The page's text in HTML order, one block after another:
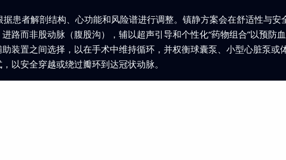
患者解剖结构、心功能和风险谱进行调整。镇静方案会在舒适性与
路而非股动脉（腹股沟），辅以超声引导和个性化“药物组合”以预防
装置之间选择，以在手术中维持循环，并权衡球囊泵、小型心脏泵或
以安全穿越或绕过瓣环到达冠状动脉。